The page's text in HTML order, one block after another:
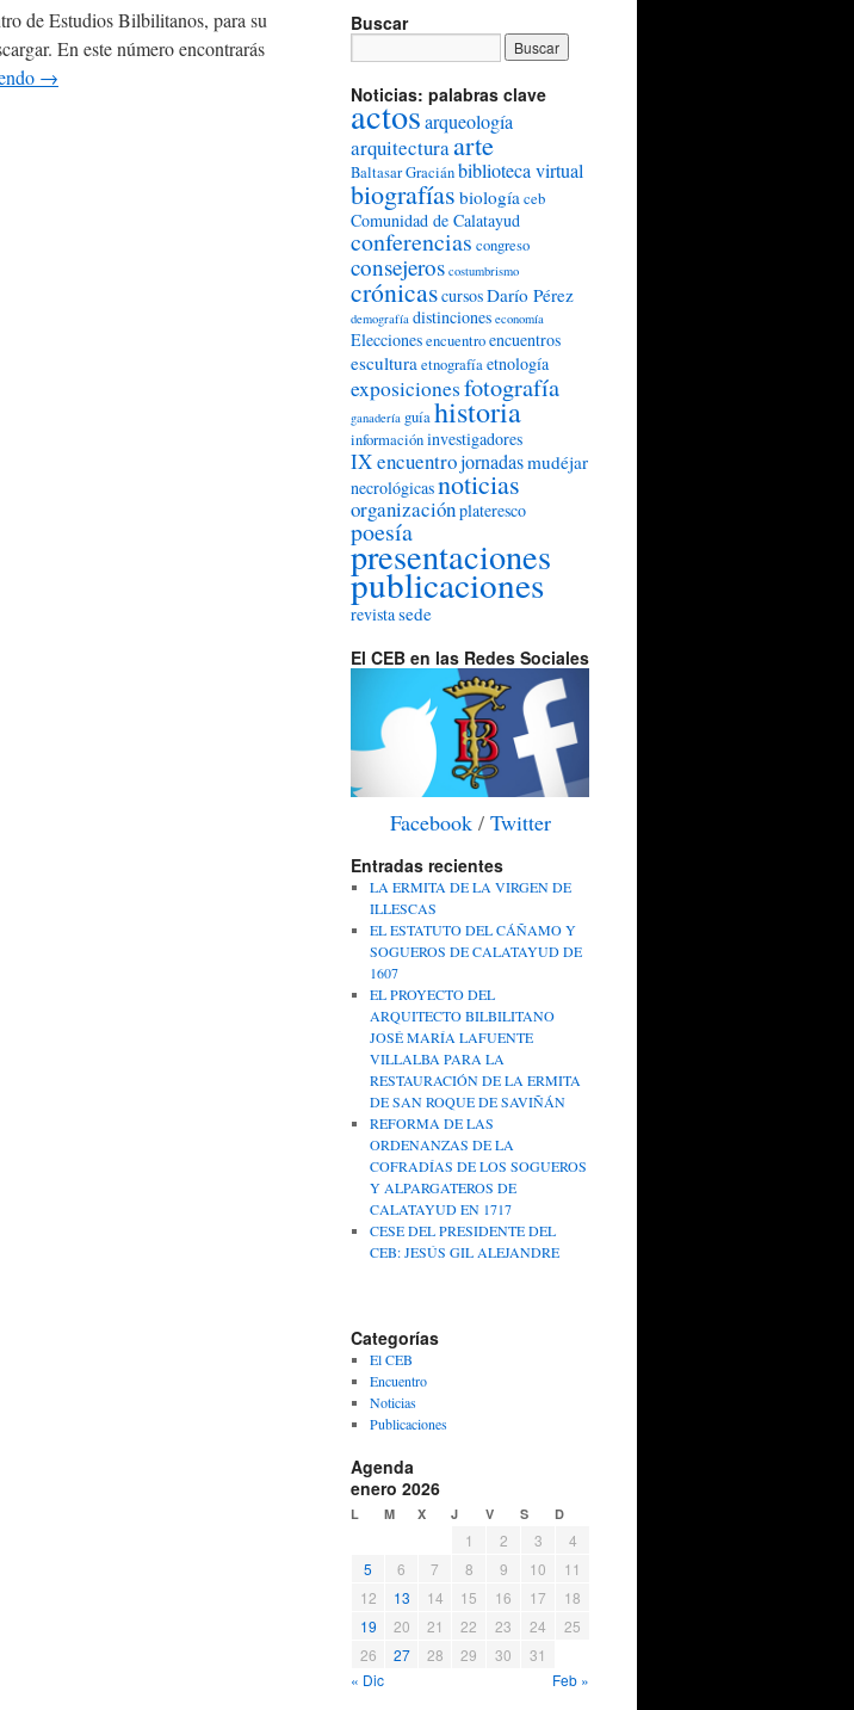
de Estudios Bilbilitanos, para su
En este número encontrarás
→
Buscar
Noticias: palabras clave
actosarqueología
arquitecturaarte
Baltasar Graciánbiblioteca virtual
biografías biología ceb
Comunidad de Calatayud
conferencias congreso
consejeros costumbrismo
crónicascursosDarío Pérez
demografía distinciones economía
Eleccionesencuentroencuentros
escultura etnografíaetnología
exposicionesfotografía
ganadería guíahistoria
informacióninvestigadores
IX encuentrojornadasmudéjar
necrológicasnoticias
organizaciónplateresco
poesía
presentaciones
publicaciones
revistasede
El CEB en las Redes Sociales
Facebook/ Twitter
Entradas recientes
LA ERMITA DE LA VIRGEN DE
ILLESCAS
EL ESTATUTO DEL CÁÑAMO Y
SOGUEROS DE CALATAYUD DE
1607
EL PROYECTO DEL
ARQUITECTO BILBILITANO
JOSÉ MARÍA LAFUENTE
VILLALBA PARA LA
RESTAURACIÓN DE LA ERMITA
DE SAN ROQUE DE SAVIÑÁN
REFORMA DE LAS
ORDENANZAS DE LA
COFRADÍAS DE LOS SOGUEROS
Y ALPARGATEROS DE
CALATAYUD EN 1717
CESE DEL PRESIDENTE DEL
CEB: JESÚS GIL ALEJANDRE
Categorías
El CEB
Encuentro
Noticias
Publicaciones
Agenda
enero 2026
L M X J V S D
1 2 3
4
5
6 7 8 9 10
11
12
13 14 15 16 17
18
19
20 21 22 23 24
25
26
27 28 29 30
31
« Dic
Feb »